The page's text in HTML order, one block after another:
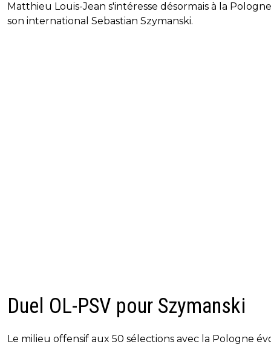
Matthieu Louis-Jean s'intéresse désormais à la
son international Sebastian Szymanski.
Duel OL-PSV pour Szymanski
Le milieu offensif aux 50 sélections avec la Pologne